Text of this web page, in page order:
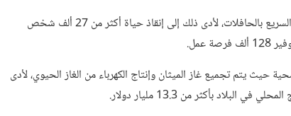
ببناء ألف كيلو متر من الحارات الجديدة للنقل السريع بالحافلات، لأدى ذلك إلى إنقاذ حياة أكثر من 27 ألف شخص
عمل.
حيث يتم تجميع غاز الميثان وإنتاج الكهرباء من الغاز الحيوي، لأدى